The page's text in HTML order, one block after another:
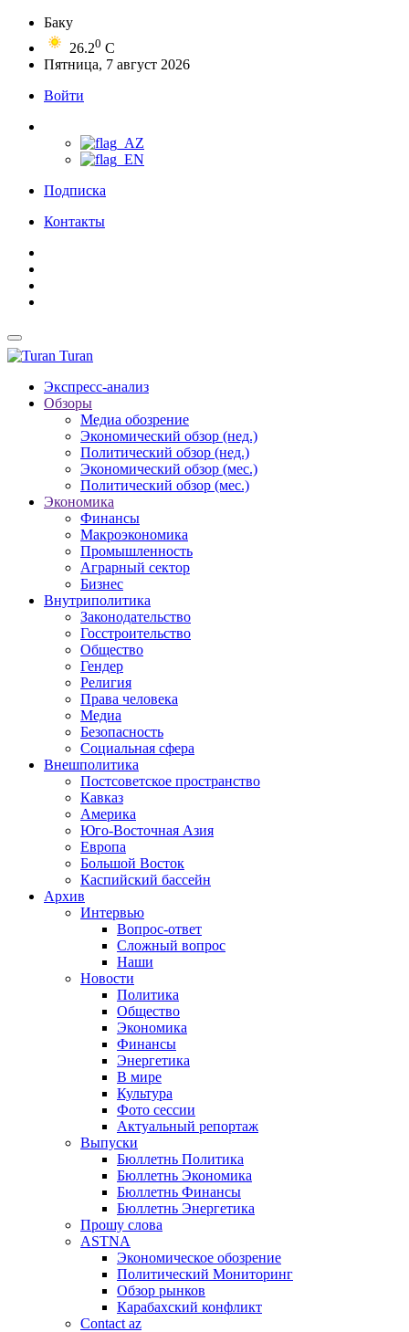
Баку
26.20 C
Пятница, 7 август 2026
Войти
Подписка
Контакты
Turan
Экспресс-анализ
Обзоры
Медиа обозрение
Экономический обзор (нед.)
Политический обзор (нед.)
Экономический обзор (мес.)
Политический обзор (мес.)
Экономика
Финансы
Макроэкономика
Промышленность
Аграрный сектор
Бизнес
Внутриполитика
Законодательство
Госстроительство
Общество
Гендер
Религия
Права человека
Медиа
Безопасность
Социальная сфера
Внешполитика
Постсоветское пространство
Кавказ
Америка
Юго-Восточная Азия
Европа
Большой Восток
Каспийский бассейн
Архив
Интервью
Вопрос-ответ
Сложный вопрос
Наши
Новости
Политика
Общество
Экономика
Финансы
Энергетика
В мире
Культура
Фото сессии
Актуальный репортаж
Выпуски
Бюллетнь Политика
Бюллетнь Экономика
Бюллетнь Финансы
Бюллетнь Энергетика
Прошу слова
ASTNA
Экономическое обозрение
Политический Мониторинг
Обзор рынков
Карабахский конфликт
Contact az